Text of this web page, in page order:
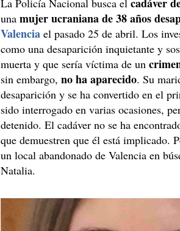
La Policía Nacional busca el
unamujer ucraniana de 38 años
Valencia el pasado 25 de abril. Los
como una desaparición inquietante y
muerta y que sería víctima de un
sin embargo,no ha aparecido. Su
desaparición y se ha convertido en el
sido interrogado en varias ocasiones,
detenido. El cadáver no se ha
que demuestren que él está implicado.
un local abandonado de Valencia en
Natalia.